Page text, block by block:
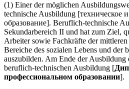
(1) Einer der möglichen
technische Ausbildung [техническое
образование]. Beruflich-technische
Sekundarbereich II und hat zum Ziel,
Arbeiter sowie Fachkräfte der
Bereiche des sozialen Lebens und der
auszubilden. Am Ende der
beruflich-technischen Ausbildung [
профессиональном образовании].